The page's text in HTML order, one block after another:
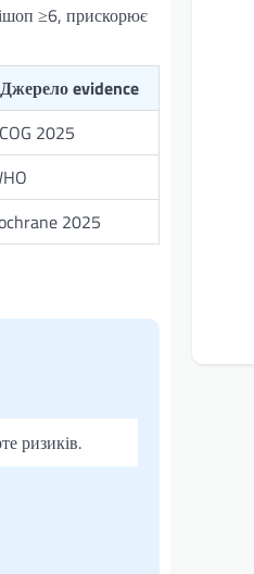
≥6, прискорює
Джерело evidence
2025
2025
ризиків.